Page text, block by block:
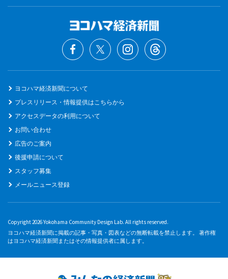
ヨコハマ経済新聞について
プレスリリース・情報提供はこちらから
アクセスデータの利用について
お問い合わせ
広告のご案内
後援申請について
スタッフ募集
メールニュース登録
Copyright 2026 Yokohama Community Design Lab. All rights reserved.
ヨコハマ経済新聞に掲載の記事・写真・図表などの無断転載を禁止します。 著作権
はヨコハマ経済新聞またはその情報提供者に属します。